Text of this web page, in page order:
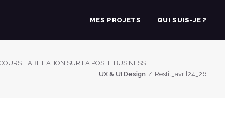
MES PROJETS QUI SUIS-JE ?
HABILITATION SUR LA POSTE BUSINESS
UX & UI Design
Restit_avril24_26